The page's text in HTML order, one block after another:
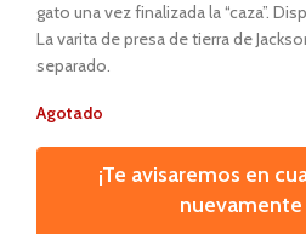
gato una vez finalizada la “caza”.
La varita de presa de tierra de
separado.
Agotado
¡Te avisaremos en